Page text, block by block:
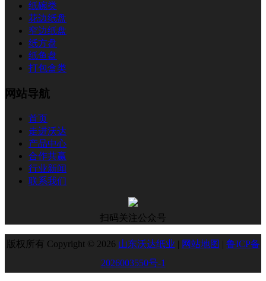
纸碗类
花边纸盘
窄边纸盘
纸方盘
纸鱼盘
打包盒类
网站导航
首页
走进沃达
产品中心
合作共赢
行业新闻
联系我们
扫码关注公众号
版权所有 Copyright © 2026 山东沃达纸业 | 网站地图 | 鲁ICP备
2026003550号-1